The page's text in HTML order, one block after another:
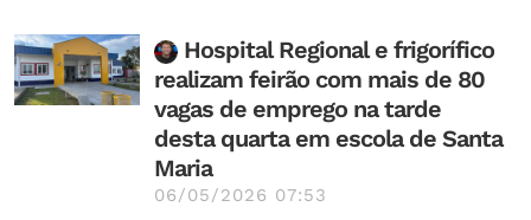
Hospital Regional e frigorífico
realizam feirão com mais de 80
vagas de emprego na tarde
desta quarta em escola de Santa
Maria
06/05/2026 07:53